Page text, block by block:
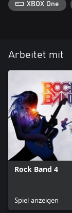
XBOX One
Arbeitet mit
Rock Band 4
Spiel anzeigen